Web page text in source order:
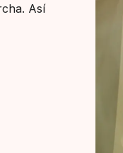
Así